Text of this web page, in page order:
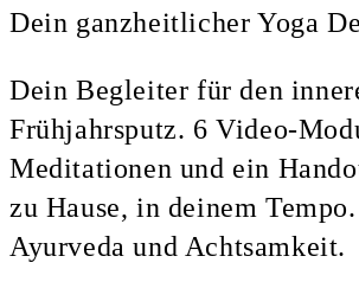
Dein ganzheitlicher Yoga
Dein Begleiter für den
Frühjahrsputz. 6 Video-
Meditationen und ein
zu Hause, in deinem
Ayurveda und Achtsamkeit.